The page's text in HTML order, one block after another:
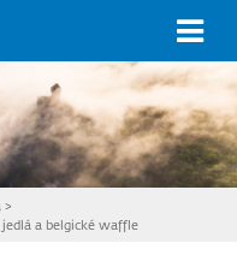
>
a belgické waffle